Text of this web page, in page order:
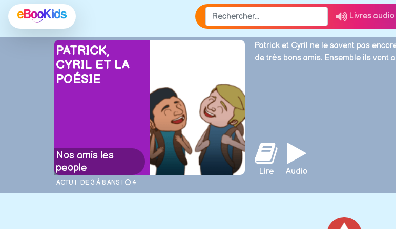
Livres audio
PATRICK,
CYRIL ET LA
POÉSIE
Nos amis les
people
ACTU | DE 3 À 8 ANS | 4
Patrick et Cyril ne le savent pas
de très bons amis. Ensemble ils vont
Lire Audio